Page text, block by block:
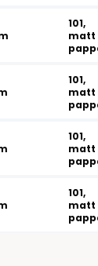
101,
matt
101,
matt
101,
matt
101,
matt